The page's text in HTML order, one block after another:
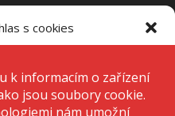
s cookies
Děláme to, abychom zlepšili
reklamy. Souhlas s
údaje, jako je chování